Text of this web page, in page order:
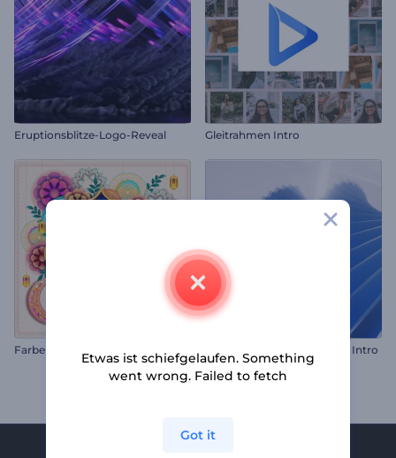
Eruptionsblitze-Logo-Reveal Gleitrahmen Intro
Wirbelnde kantige Formen Intro
Etwas ist schiefgelaufen. Something
went wrong. Failed to fetch
Got it